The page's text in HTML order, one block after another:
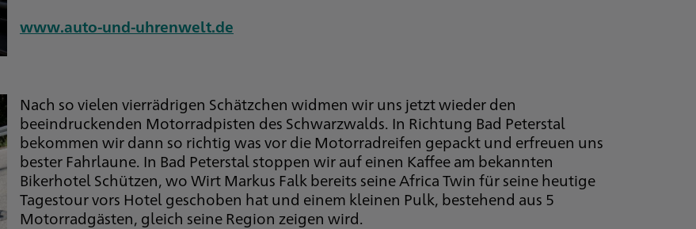
www.auto-und-uhrenwelt.de
Nach so vielen vierrädrigen Schätzchen widmen wir uns jetzt wieder den
beeindruckenden Motorradpisten des Schwarzwalds. In Richtung Bad Peterstal
bekommen wir dann so richtig was vor die Motorradreifen gepackt und erfreuen uns
bester Fahrlaune. In Bad Peterstal stoppen wir auf einen Kaffee am bekannten
Bikerhotel Schützen, wo Wirt Markus Falk bereits seine Africa Twin für seine heutige
Tagestour vors Hotel geschoben hat und einem kleinen Pulk, bestehend aus 5
Motorradgästen, gleich seine Region zeigen wird.